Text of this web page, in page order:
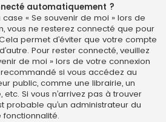
automatiquement ?
« Se souvenir de moi » lors de
vous ne resterez connecté que pour
permet d’éviter que votre compte
Pour rester connecté, veuillez
de moi » lors de votre connexion
si vous accédez au
public, comme une librairie, un
Si vous n’arrivez pas à trouver
probable qu’un administrateur du